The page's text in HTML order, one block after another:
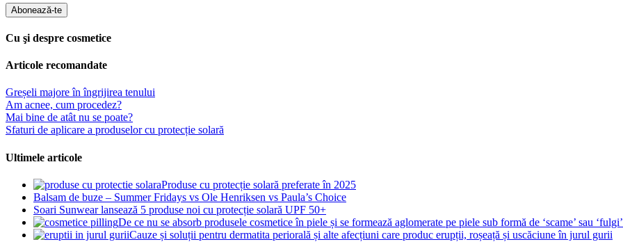
Abonează-te
Cu şi despre cosmetice
Articole recomandate
Greșeli majore în îngrijirea tenului
Am acnee, cum procedez?
Mai bine de atât nu se poate?
Sfaturi de aplicare a produselor cu protecție solară
Ultimele articole
Produse cu protecție solară preferate în 2025
Balsam de buze – Summer Fridays vs Ole Henriksen vs Paula’s Choice
Soari Sunwear lansează 5 produse noi cu protecție solară UPF 50+
De ce nu se absorb produsele cosmetice în piele și se formează aglomerate pe piele sub formă de ‘scame’ sau
Cauze și soluții pentru dermatita periorală și alte afecțiuni care produc erupții, roșeață și uscăciune în jurul gurii